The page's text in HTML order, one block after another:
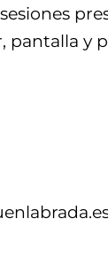
pantalla y